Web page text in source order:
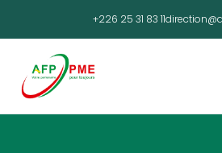
+226 25 31 83 11